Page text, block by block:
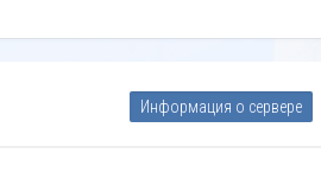
Информация о сервере